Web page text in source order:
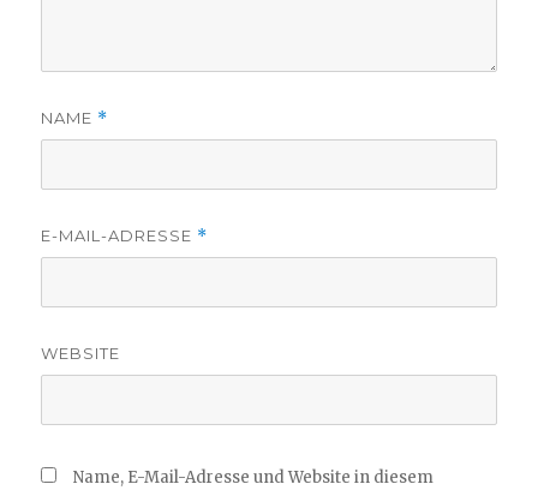
NAME *
E-MAIL-ADRESSE *
WEBSITE
Name, E-Mail-Adresse und Website in diesem